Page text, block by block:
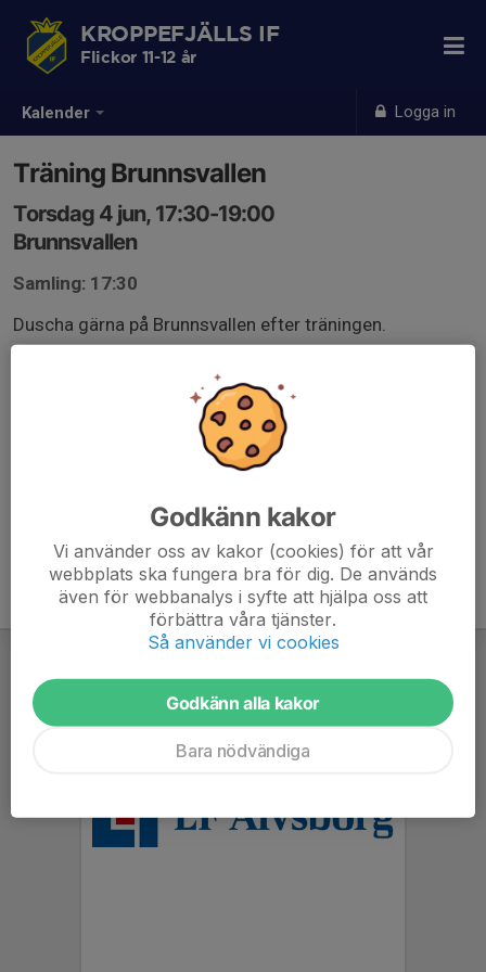
Kalender Logga in
KROPPEFJÄLLS IF
Flickor 11-12 år
Träning Brunnsvallen
Torsdag 4 jun, 17:30-19:00
Brunnsvallen
Samling: 17:30
Duscha gärna på Brunnsvallen efter träningen.
Godkänn kakor
Vi använder oss av kakor (cookies) för att vår
webbplats ska fungera bra för dig. De används
även för webbanalys i syfte att hjälpa oss att
förbättra våra tjänster.
Så använder vi cookies
Godkänn alla kakor
Bara nödvändiga